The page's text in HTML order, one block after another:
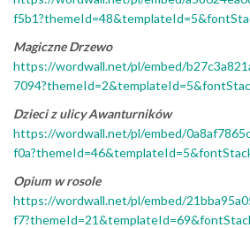
Magiczne Drzewo
https://wordwall.net/pl/embed/
Dzieci z ulicy Awanturników
https://wordwall.net/pl/embed/
Opium w rosole
https://wordwall.net/pl/embed/